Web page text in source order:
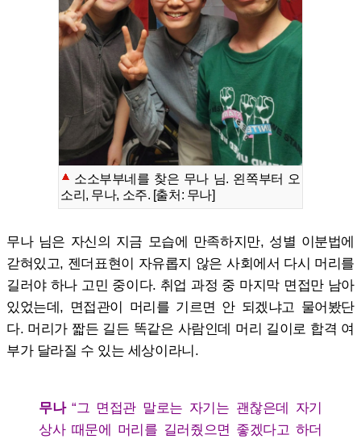
소소부부네를 찾은 무나 님. 왼쪽부터 오
소리, 무나, 소주. [출처: 무나]
무나 님은 자신의 지금 모습에 만족하지만, 성별 이분법에
갇혀있고, 젠더표현이 자유롭지 않은 사회에서 다시 머리를
길러야 하나 고민 중이다. 취업 과정 중 마지막 면접만 남아
있었는데, 면접관이 머리를 기르면 안 되겠냐고 물어봤단
다. 머리가 짧든 길든 똑같은 사람인데 머리 길이로 합격 여
부가 달라질 수 있는 세상이라니.
무나“그 면접관 말로는 자기는 괜찮은데 자기
상사 때문에 머리를 길러줬으면 좋겠다고 하더